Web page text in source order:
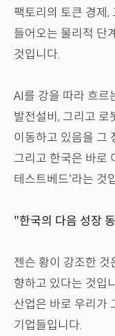
팩토리의 토큰 경제,
들어오는 물리적 단
것입니다.
AI를 강을 따라 흐르
발전설비, 그리고
이동하고 있음을 그
그리고 한국은 바로
테스트베드'라는 것
"한국의 다음 성장
젠슨 황이 강조한 것
향하고 있다는 것입
산업은 바로 우리가
기업들입니다.